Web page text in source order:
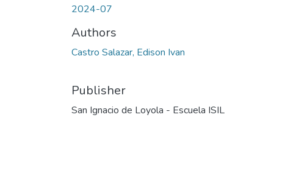
2024-07
Authors
Castro Salazar, Edison Ivan
Publisher
San Ignacio de Loyola - Escuela ISIL